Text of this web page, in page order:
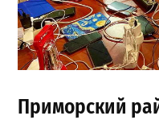
Приморский